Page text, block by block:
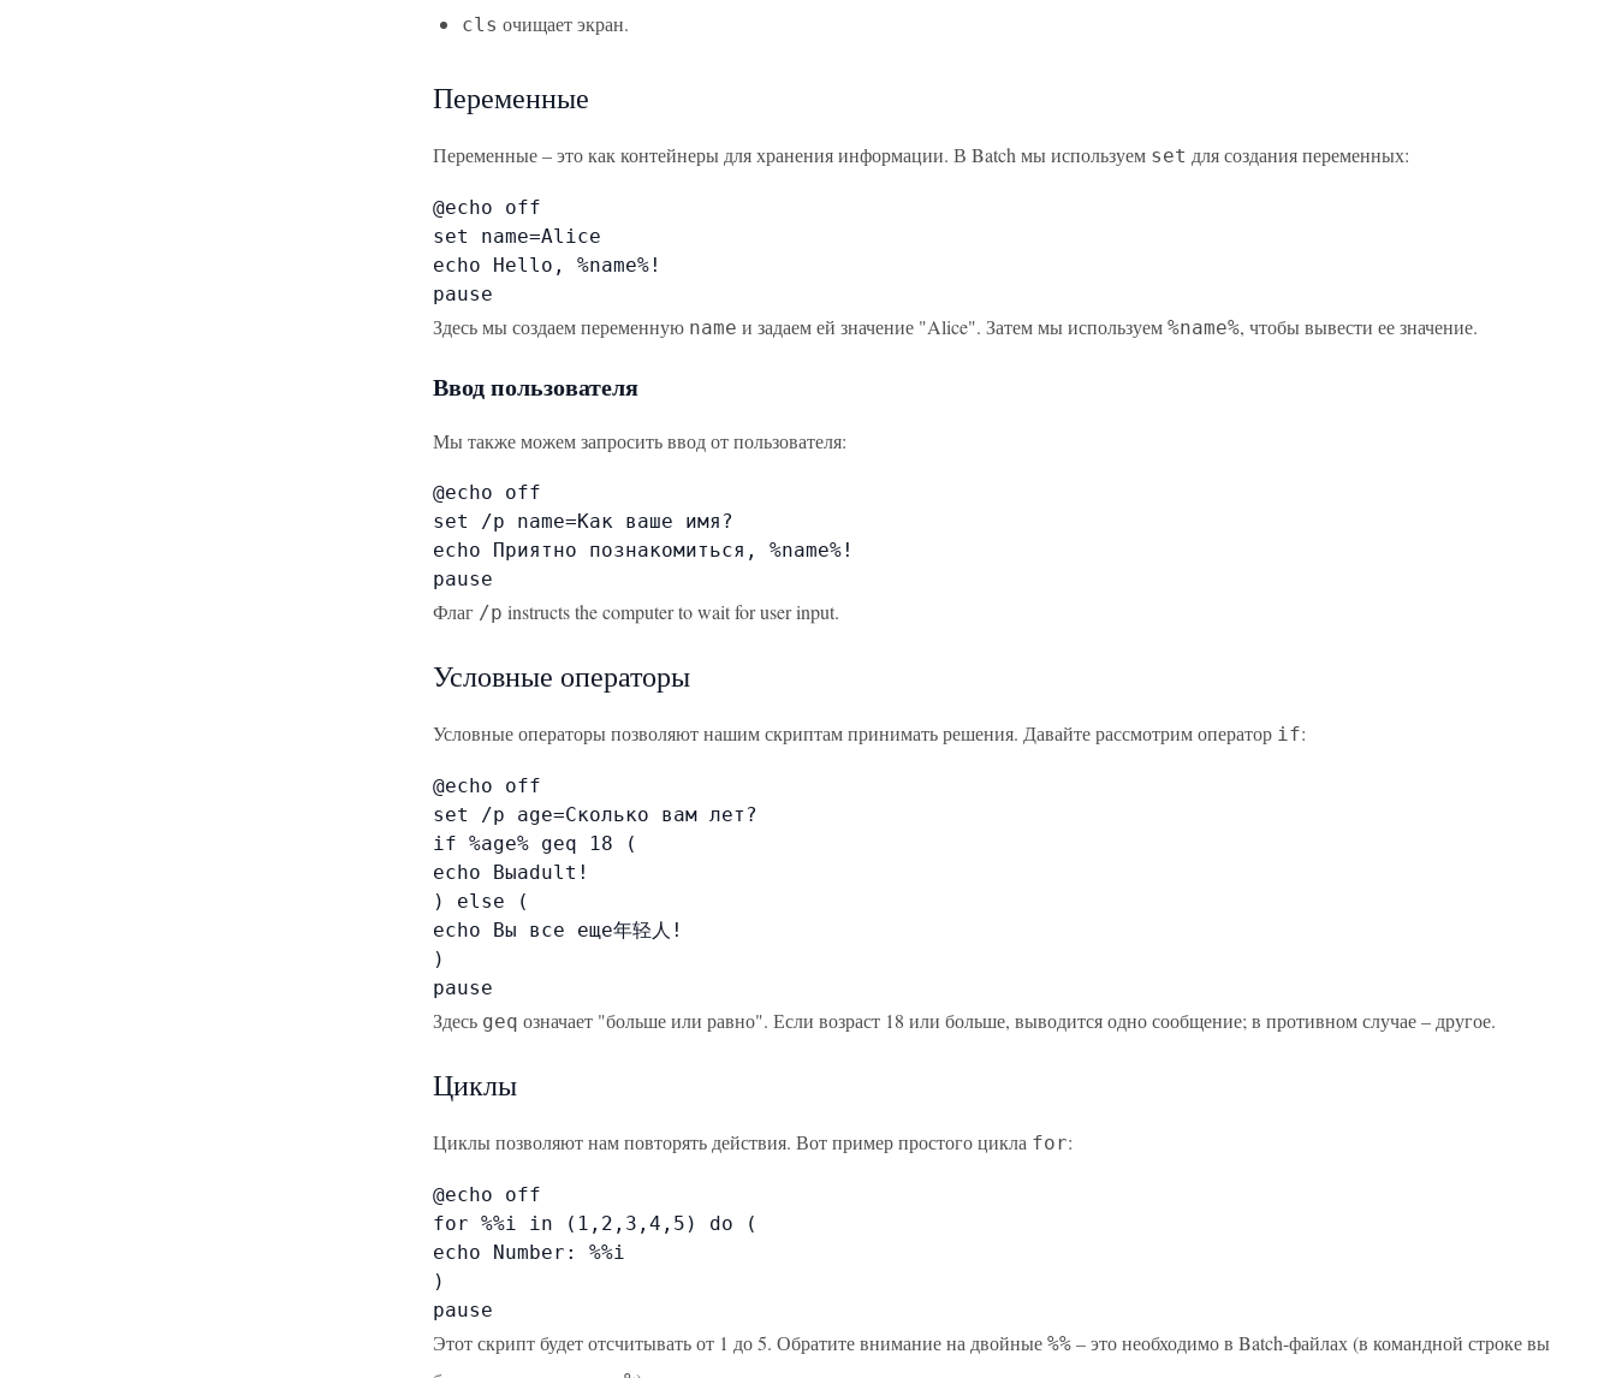
cls очищает экран.
Переменные
Переменные – это как контейнеры для хранения информации. В Batch мы используем set для создания переменных:
@echo off
set name=Alice
echo Hello, %name%!
pause
Здесь мы создаем переменную name и задаем ей значение "Alice". Затем мы используем %name%, чтобы вывести ее значение.
Ввод пользователя
Мы также можем запросить ввод от пользователя:
@echo off
set /p name=Как ваше имя?
echo Приятно познакомиться, %name%!
pause
Флаг /p instructs the computer to wait for user input.
Условные операторы
Условные операторы позволяют нашим скриптам принимать решения. Давайте рассмотрим оператор if:
@echo off
set /p age=Сколько вам лет?
if %age% geq 18 (
echo Выadult!
) else (
echo Вы все еще年轻人!
)
pause
Здесь geq означает "больше или равно". Если возраст 18 или больше, выводится одно сообщение; в противном случае – другое.
Циклы
Циклы позволяют нам повторять действия. Вот пример простого цикла for:
@echo off
for %%i in (1,2,3,4,5) do (
echo Number: %%i
)
pause
Этот скрипт будет отсчитывать от 1 до 5. Обратите внимание на двойные %% – это необходимо в Batch-файлах (в командной строке вы